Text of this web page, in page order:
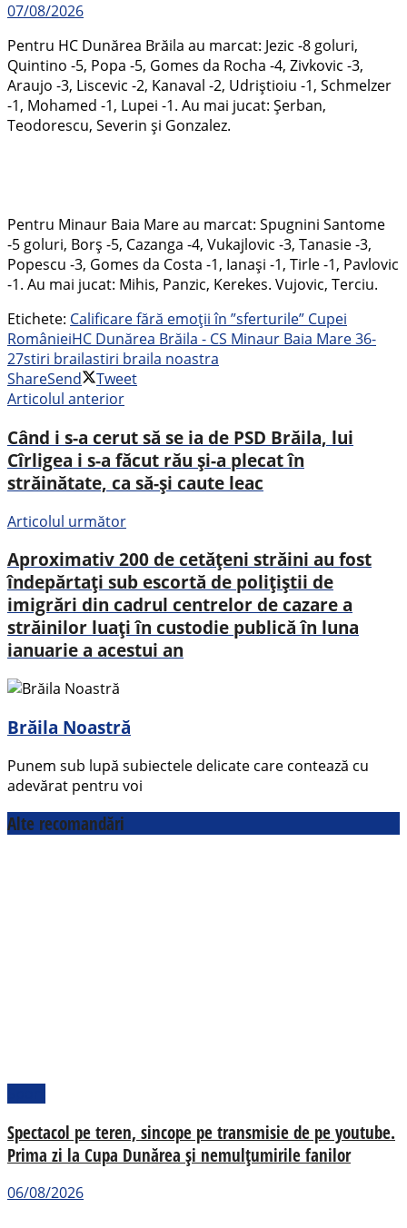
07/08/2026
Pentru HC Dunărea Brăila au marcat: Jezic -8 goluri,
Quintino -5, Popa -5, Gomes da Rocha -4, Zivkovic -3,
Araujo -3, Liscevic -2, Kanaval -2, Udriștioiu -1, Schmelzer
-1, Mohamed -1, Lupei -1. Au mai jucat: Șerban,
Teodorescu, Severin și Gonzalez.
Pentru Minaur Baia Mare au marcat: Spugnini Santome
-5 goluri, Borș -5, Cazanga -4, Vukajlovic -3, Tanasie -3,
Popescu -3, Gomes da Costa -1, Ianași -1, Tirle -1, Pavlovic
-1. Au mai jucat: Mihis, Panzic, Kerekes. Vujovic, Terciu.
Etichete: Calificare fără emoții în ”sferturile” Cupei
RomânieiHC Dunărea Brăila - CS Minaur Baia Mare 36-
27stiri brailastiri braila noastra
ShareSend
Tweet
Articolul anterior
Când i s-a cerut să se ia de PSD Brăila, lui
Cîrligea i s-a făcut rău și-a plecat în
străinătate, ca să-și caute leac
Articolul următor
Aproximativ 200 de cetățeni străini au fost
îndepărtați sub escortă de polițiștii de
imigrări din cadrul centrelor de cazare a
străinilor luați în custodie publică în luna
ianuarie a acestui an
Brăila Noastră
Punem sub lupă subiectele delicate care contează cu
adevărat pentru voi
Alte recomandări
Spectacol pe teren, sincope pe transmisie de pe youtube.
Prima zi la Cupa Dunărea și nemulțumirile fanilor
06/08/2026